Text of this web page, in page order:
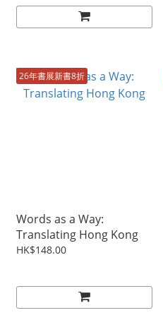
26年書展新書8折
Words as a Way:
Translating Hong Kong
HK$148.00